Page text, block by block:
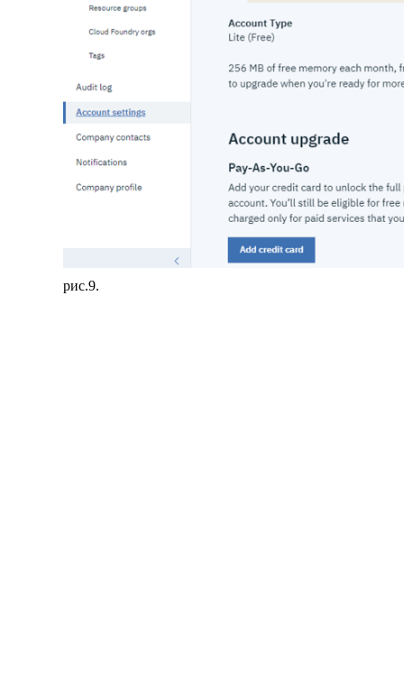
рис.9.